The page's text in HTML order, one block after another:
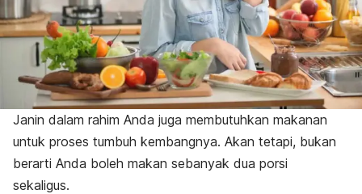
Janin dalam rahim Anda juga membutuhkan makanan
untuk proses tumbuh kembangnya. Akan tetapi, bukan
berarti Anda boleh makan sebanyak dua porsi
sekaligus.